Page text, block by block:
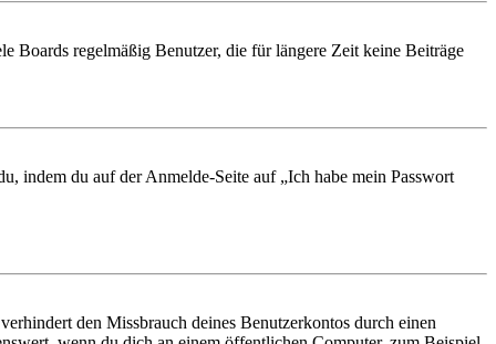
Boards regelmäßig Benutzer, die für längere Zeit keine Beiträge
indem du auf der Anmelde-Seite auf „Ich habe mein Passwort
den Missbrauch deines Benutzerkontos durch einen